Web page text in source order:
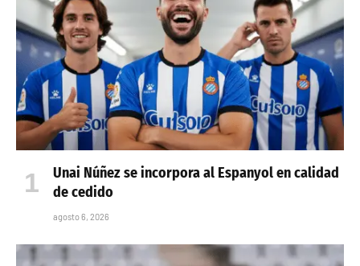
Unai Núñez se incorpora al Espanyol en calidad
de cedido
agosto 6, 2026